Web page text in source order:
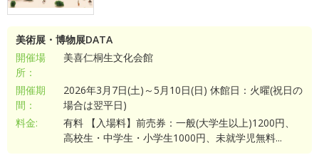
美術展・博物展DATA
開催場
所：
美喜仁桐生文化会館
開催期
間：
2026年3月7日(土)～5月10日(日) 休館日：火曜(祝日の
場合は翌平日)
料金:
有料 【入場料】前売券：一般(大学生以上)1200円、
高校生・中学生・小学生1000円、未就学児無料...